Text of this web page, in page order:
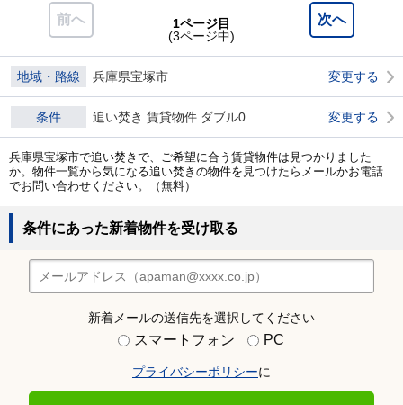
前へ 次へ
1ページ目
(3ページ中)
地域・路線 兵庫県宝塚市 変更する
条件 追い焚き 賃貸物件 ダブル0 変更する
兵庫県宝塚市で追い焚きで、ご希望に合う賃貸物件は見つかりました
か。物件一覧から気になる追い焚きの物件を見つけたらメールかお電話
でお問い合わせください。（無料）
条件にあった新着物件を受け取る
新着メールの送信先を選択してください
スマートフォン PC
プライバシーポリシーに